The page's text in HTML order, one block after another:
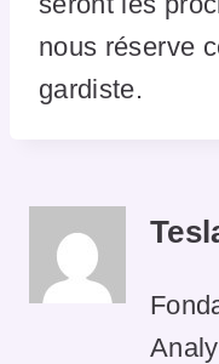
nous réserve
gardiste.